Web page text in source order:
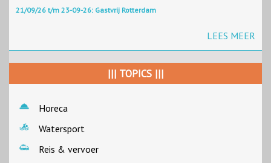
21/09/26 t/m 23-09-26: Gastvrij Rotterdam
LEES MEER
||| TOPICS |||
Horeca
Watersport
Reis & vervoer